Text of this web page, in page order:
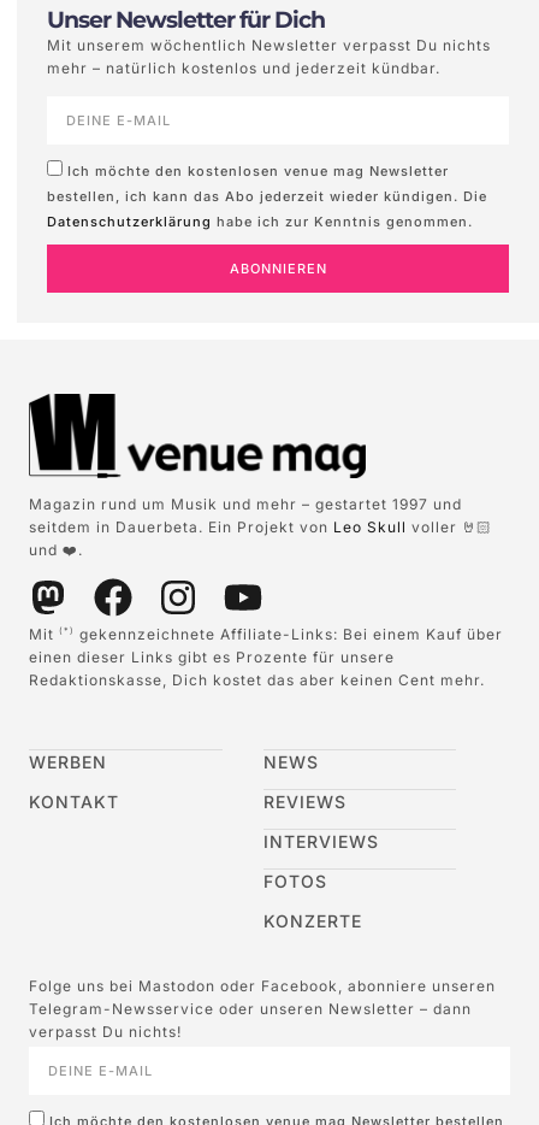
Unser Newsletter für Dich
Mit unserem wöchentlich Newsletter verpasst Du nichts
mehr – natürlich kostenlos und jederzeit kündbar.
Ich möchte den kostenlosen venue mag Newsletter
bestellen, ich kann das Abo jederzeit wieder kündigen. Die
Datenschutzerklärung habe ich zur Kenntnis genommen.
ABONNIEREN
Magazin rund um Musik und mehr – gestartet 1997 und
seitdem in Dauerbeta. Ein Projekt von Leo Skull voller 🤘🏻
und ❤️.
Mit (*)
gekennzeichnete Affiliate-Links: Bei einem Kauf über
einen dieser Links gibt es Prozente für unsere
Redaktionskasse, Dich kostet das aber keinen Cent mehr.
WERBEN
KONTAKT
NEWS
REVIEWS
INTERVIEWS
FOTOS
KONZERTE
Folge uns bei Mastodon oder Facebook, abonniere unseren
Telegram-Newsservice oder unseren Newsletter – dann
verpasst Du nichts!
Ich möchte den kostenlosen venue mag Newsletter bestellen,